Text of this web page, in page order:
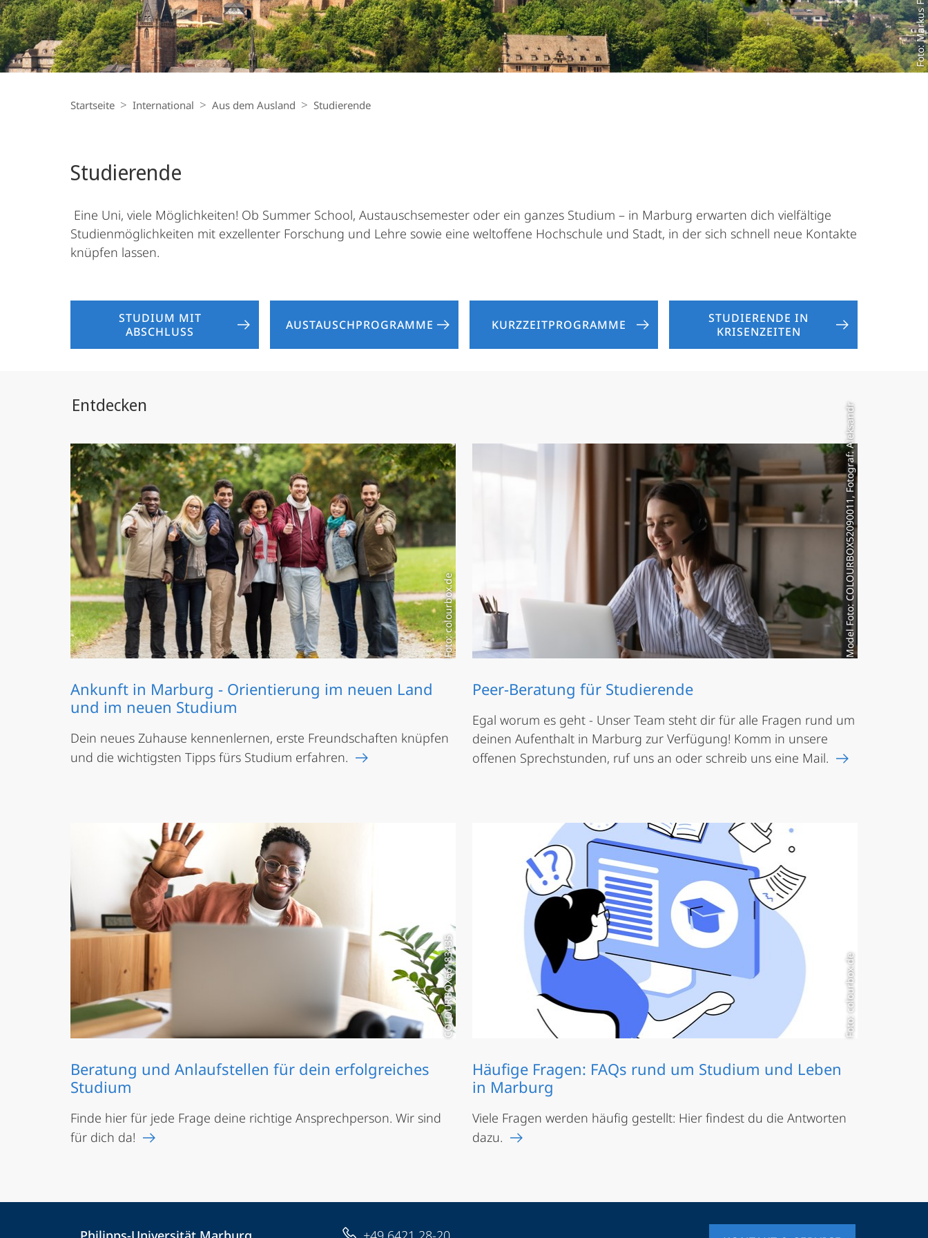
Navigation
Startseite International Aus dem Ausland Studierende
Studierende
Eine Uni, viele Möglichkeiten! Ob Summer School, Austauschsemester oder ein ganzes Studium – in Marburg erwarten dich vielfältige
Studienmöglichkeiten mit exzellenter Forschung und Lehre sowie eine weltoffene Hochschule und Stadt, in der sich schnell neue Kontakte
knüpfen lassen.
STUDIUM MIT
ABSCHLUSS
AUSTAUSCH­PROGRAMME KURZZEITPROGRAMME
STUDIERENDE IN
KRISENZEITEN
Entdecken
Foto: colourbox.de
Ankunft in Marburg - Orientierung im neuen Land
und im neuen Studium
Dein neues Zuhause kennenlernen, erste Freundschaften knüpfen
und die wichtigsten Tipps fürs Studium erfahren.
Model Foto: COLOURBOX52090011, Fotograf: Aleksandr
Peer-Beratung für Studierende
Egal worum es geht - Unser Team steht dir für alle Fragen rund um
deinen Aufenthalt in Marburg zur Verfügung! Komm in unsere
offenen Sprechstunden, ruf uns an oder schreib uns eine Mail.
COLOURBOX56183435
Beratung und Anlaufstellen für dein erfolgreiches
Studium
Finde hier für jede Frage deine richtige Ansprechperson. Wir sind
für dich da!
Foto: colourbox.de
Häufige Fragen: FAQs rund um Studium und Leben
in Marburg
Viele Fragen werden häufig gestellt: Hier findest du die Antworten
dazu.